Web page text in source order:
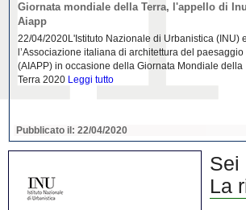
Giornata mondiale della Terra, l'appello di
Aiapp
22/04/2020L'Istituto Nazionale di Urbanistica (INU) e
l’Associazione italiana di architettura del paesaggio
(AIAPP) in occasione della Giornata Mondiale della
Terra 2020 Leggi tutto
Pubblicato il: 22/04/2020
Sei
La